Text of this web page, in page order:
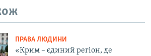
ПРАВА ЛЮДИНИ
«Крим – єдиний регіон, де